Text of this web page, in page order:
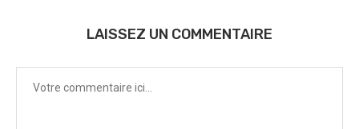
LAISSEZ UN COMMENTAIRE